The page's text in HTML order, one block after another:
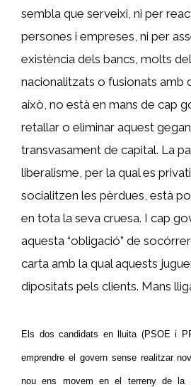
sembla que serveixi, ni per
persones i empreses, ni per
existència dels bancs, molts
nacionalitzats o fusionats amb
això, no està en mans de cap
retallar o eliminar aquest
transvasament de capital. La
liberalisme, per la qual es
socialitzen les pèrdues, està
en tota la seva cruesa. I cap
aquesta “obligació” de
carta amb la qual aquests
dipositats pels clients. Mans
Els dos candidats en lluita (PSOE i
emprendre el govern sense realitzar
nou ens movem en el terreny de la